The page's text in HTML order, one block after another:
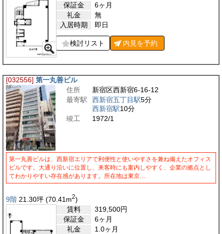
保証金
6ヶ月
礼金
無
入居時期
即日
検討リスト 内見を予約
[032556] 第一丸善ビル
住所
新宿区西新宿6-16-12
最寄駅
西新宿五丁目駅5分
西新宿駅10分
竣工
1972/1
第一丸善ビルは、西新宿エリアで利便性と使いやすさを兼ね備えたオフィス
ビルです。大通り沿いに位置し、来客時にも案内しやすく、企業の拠点とし
てわかりやすい存在感があります。所在地は東京…
9階 21.30坪 (70.41 m2)
賃料
319,500円
保証金
6ヶ月
礼金
1.0ヶ月